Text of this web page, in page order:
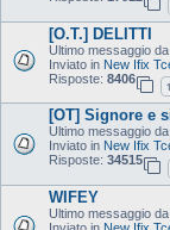
[O.T.] DELITTI
Ultimo messaggio da
Inviato in New Ifix
Risposte: 8406
1
[OT] Signore e
Ultimo messaggio da
Inviato in New Ifix
Risposte: 34515
WIFEY
Ultimo messaggio da